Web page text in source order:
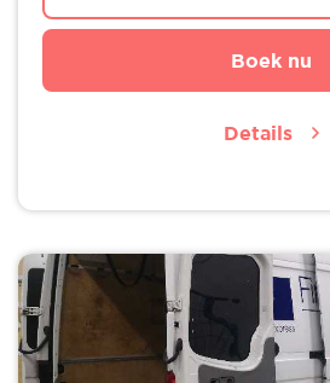
Boek nu
Details